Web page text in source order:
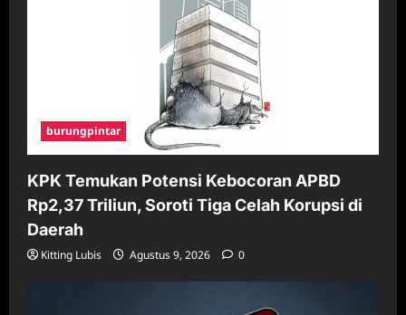
burungpintar
KPK Temukan Potensi Kebocoran APBD
Rp2,37 Triliun, Soroti Tiga Celah Korupsi di
Daerah
Kitting Lubis Agustus 9, 2026 0